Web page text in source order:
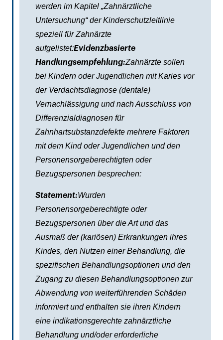
werden im Kapitel „Zahnärztliche
Untersuchung“ der Kinderschutzleitlinie
speziell für Zahnärzte
aufgelistet:Evidenzbasierte
Handlungsempfehlung:Zahnärzte sollen
bei Kindern oder Jugendlichen mit Karies vor
der Verdachtsdiagnose (dentale)
Vernachlässigung und nach Ausschluss von
Differenzialdiagnosen für
Zahnhartsubstanzdefekte mehrere Faktoren
mit dem Kind oder Jugendlichen und den
Personensorgeberechtigten oder
Bezugspersonen besprechen:
Statement:Wurden
Personensorgeberechtigte oder
Bezugspersonen über die Art und das
Ausmaß der (kariösen) Erkrankungen ihres
Kindes, den Nutzen einer Behandlung, die
spezifischen Behandlungsoptionen und den
Zugang zu diesen Behandlungsoptionen zur
Abwendung von weiterführenden Schäden
informiert und enthalten sie ihren Kindern
eine indikationsgerechte zahnärztliche
Behandlung und/oder erforderliche